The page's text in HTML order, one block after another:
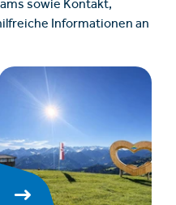
sowie Kontakt,
Informationen an